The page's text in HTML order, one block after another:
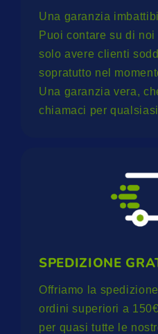
Una garanzia
Puoi contare su di
solo avere clienti
sopratutto nel
Una garanzia vera,
chiamaci per
SPEDIZIONE
Offriamo la
ordini superiori a
per quasi tutte le